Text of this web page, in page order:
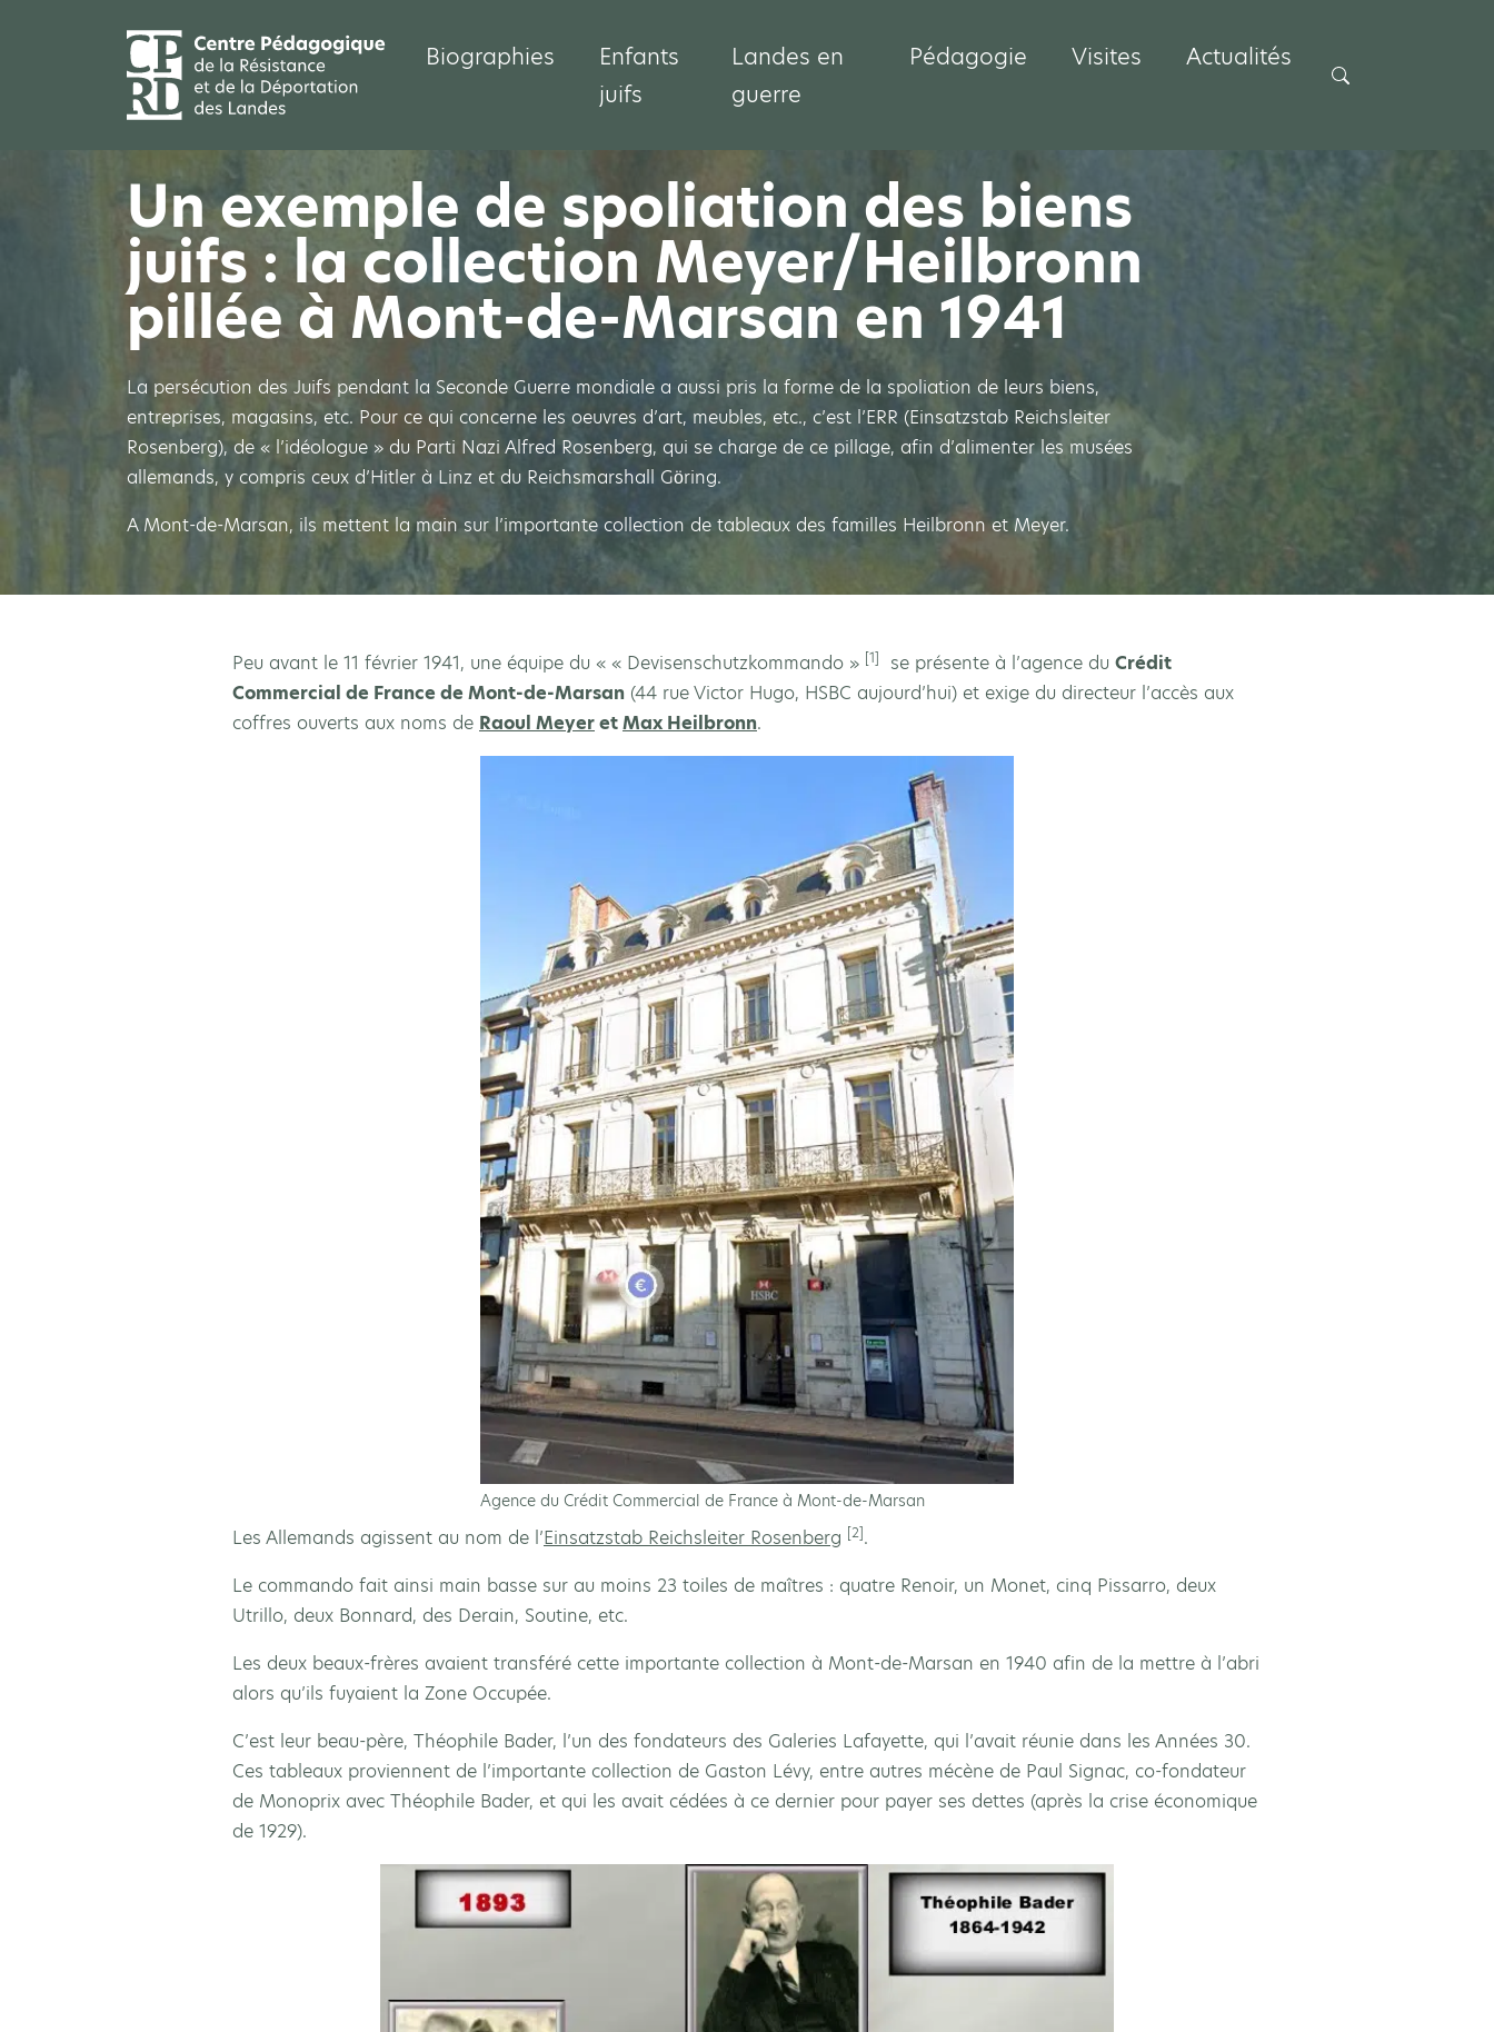
Biographies
Enfants
juifs
Landes en
guerre
Pédagogie Visites Actualités
Rechercher
Un exemple de spoliation des biens
juifs : la collection Meyer/Heilbronn
pillée à Mont-de-Marsan en 1941
La persécution des Juifs pendant la Seconde Guerre mondiale a aussi pris la forme de la spoliation de leurs biens,
entreprises, magasins, etc. Pour ce qui concerne les oeuvres d’art, meubles, etc., c’est l’ERR (Einsatzstab Reichsleiter
Rosenberg), de « l’idéologue » du Parti Nazi Alfred Rosenberg, qui se charge de ce pillage, afin d’alimenter les musées
allemands, y compris ceux d’Hitler à Linz et du Reichsmarshall Göring.
A Mont-de-Marsan, ils mettent la main sur l’importante collection de tableaux des familles Heilbronn et Meyer.
Peu avant le 11 février 1941, une équipe du « « Devisenschutzkommando » [1] se présente à l’agence du Crédit
Commercial de France de Mont-de-Marsan (44 rue Victor Hugo, HSBC aujourd’hui) et exige du directeur l’accès aux
coffres ouverts aux noms de Raoul MeyeretMax Heilbronn.
Agence du Crédit Commercial de France à Mont-de-Marsan
Les Allemands agissent au nom de l’Einsatzstab Reichsleiter Rosenberg [2].
Le commando fait ainsi main basse sur au moins 23 toiles de maîtres : quatre Renoir, un Monet, cinq Pissarro, deux
Utrillo, deux Bonnard, des Derain, Soutine, etc.
Les deux beaux-frères avaient transféré cette importante collection à Mont-de-Marsan en 1940 afin de la mettre à l’abri
alors qu’ils fuyaient la Zone Occupée.
C’est leur beau-père, Théophile Bader, l’un des fondateurs des Galeries Lafayette, qui l’avait réunie dans les Années 30.
Ces tableaux proviennent de l’importante collection de Gaston Lévy, entre autres mécène de Paul Signac, co-fondateur
de Monoprix avec Théophile Bader, et qui les avait cédées à ce dernier pour payer ses dettes (après la crise économique
de 1929).